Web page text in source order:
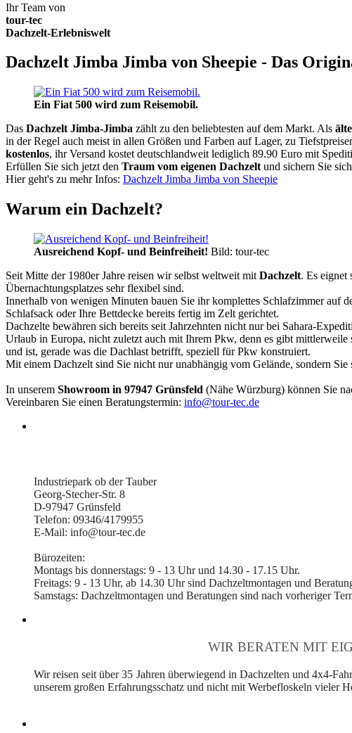
Ihr Team von
tour-tec
Dachzelt-Erlebniswelt
Dachzelt Jimba Jimba von Sheepie - Das
Ein Fiat 500 wird zum Reisemobil.
Das Dachzelt Jimba-Jimba zählt zu den beliebtesten auf dem Markt. Als
in der Regel auch meist in allen Größen und Farben auf Lager, zu
kostenlos, ihr Versand kostet deutschlandweit lediglich 89.90 Euro mit
Erfüllen Sie sich jetzt den Traum vom eigenen Dachzelt und sichern Sie
Hier geht's zu mehr Infos: Dachzelt Jimba Jimba von Sheepie
Warum ein Dachzelt?
Ausreichend Kopf- und Beinfreiheit! Bild: tour-tec
Seit Mitte der 1980er Jahre reisen wir selbst weltweit mit Dachzelt. Es eignet
Übernachtungsplatzes sehr flexibel sind.
Innerhalb von wenigen Minuten bauen Sie ihr komplettes Schlafzimmer auf
Schlafsack oder Ihre Bettdecke bereits fertig im Zelt gerichtet.
Dachzelte bewähren sich bereits seit Jahrzehnten nicht nur bei Sahara-
Urlaub in Europa, nicht zuletzt auch mit Ihrem Pkw, denn es gibt
und ist, gerade was die Dachlast betrifft, speziell für Pkw konstruiert.
Mit einem Dachzelt sind Sie nicht nur unabhängig vom Gelände, sondern
In unserem Showroom in 97947 Grünsfeld (Nähe Würzburg) können Sie
Vereinbaren Sie einen Beratungstermin: info@tour-tec.de
Industriepark ob der Tauber
Georg-Stecher-Str. 8
D-97947 Grünsfeld
Telefon: 09346/4179955
E-Mail: info@tour-tec.de
Bürozeiten:
Montags bis donnerstags: 9 - 13 Uhr und 14.30 - 17.15 Uhr.
Freitags: 9 - 13 Uhr, ab 14.30 Uhr sind Dachzeltmontagen und
Samstags: Dachzeltmontagen und Beratungen sind nach vorheriger
WIR BERATEN MIT
Wir reisen seit über 35 Jahren überwiegend in Dachzelten und 4x4-
unserem großen Erfahrungsschatz und nicht mit Werbefloskeln vieler